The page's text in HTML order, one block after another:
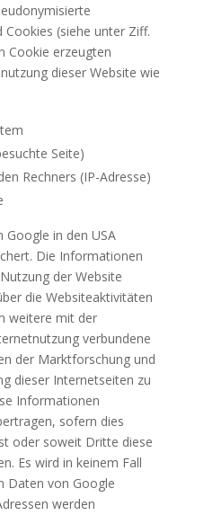
(siehe unter Ziff.
Cookie erzeugten
dieser Website wie
Seite)
Rechners (IP-Adresse)
Google in den USA
Die Informationen
der Website
die Websiteaktivitäten
weitere mit der
verbundene
der Marktforschung und
dieser Internetseiten zu
Informationen
sofern dies
oder soweit Dritte diese
Es wird in keinem Fall
Daten von Google
werden